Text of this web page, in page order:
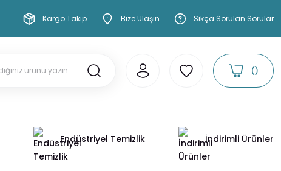
Kargo Takip Bize Ulaşın Sıkça Sorulan Sorular
Endüstriyel Temizlik İndirimli Ürünler